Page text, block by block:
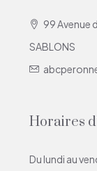
99 Avenue
SABLONS
Horaires
Du lundi au